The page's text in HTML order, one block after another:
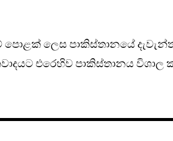
පොළක් ලෙස පාකිස්තානයේ
එරෙහිව පාකිස්තානය විශාල